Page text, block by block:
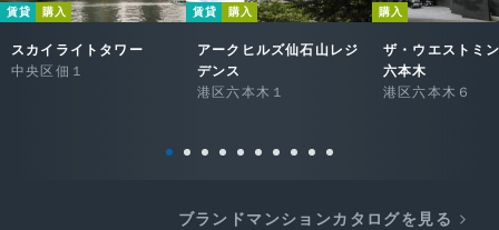
賃貸 購入
スカイライトタワー
中央区佃１
賃貸 購入
アークヒルズ仙石山レジ
デンス
港区六本木１
購入
ザ・ウエストミ
六本木
港区六本木６
ブランドマンションカタログを見る